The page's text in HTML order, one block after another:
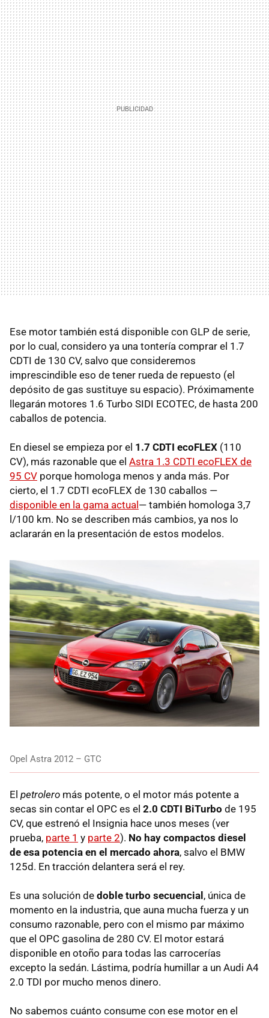
Ese motor también está disponible con GLP de serie,
por lo cual, considero ya una tontería comprar el 1.7
CDTI de 130 CV, salvo que consideremos
imprescindible eso de tener rueda de repuesto (el
depósito de gas sustituye su espacio). Próximamente
llegarán motores 1.6 Turbo SIDI ECOTEC, de hasta 200
caballos de potencia.
En diesel se empieza por el 1.7 CDTI ecoFLEX (110
CV), más razonable que el Astra 1.3 CDTI ecoFLEX de
95 CV porque homologa menos y anda más. Por
cierto, el 1.7 CDTI ecoFLEX de 130 caballos —
disponible en la gama actual— también homologa 3,7
l/100 km. No se describen más cambios, ya nos lo
aclararán en la presentación de estos modelos.
Opel Astra 2012 – GTC
El petrolero más potente, o el motor más potente a
secas sin contar el OPC es el 2.0 CDTI BiTurbo de 195
CV, que estrenó el Insignia hace unos meses (ver
prueba, parte 1 y parte 2). No hay compactos diesel
de esa potencia en el mercado ahora, salvo el BMW
125d. En tracción delantera será el rey.
Es una solución de doble turbo secuencial , única de
momento en la industria, que auna mucha fuerza y un
consumo razonable, pero con el mismo par máximo
que el OPC gasolina de 280 CV. El motor estará
disponible en otoño para todas las carrocerías
excepto la sedán. Lástima, podría humillar a un Audi A4
2.0 TDI por mucho menos dinero.
No sabemos cuánto consume con ese motor en el